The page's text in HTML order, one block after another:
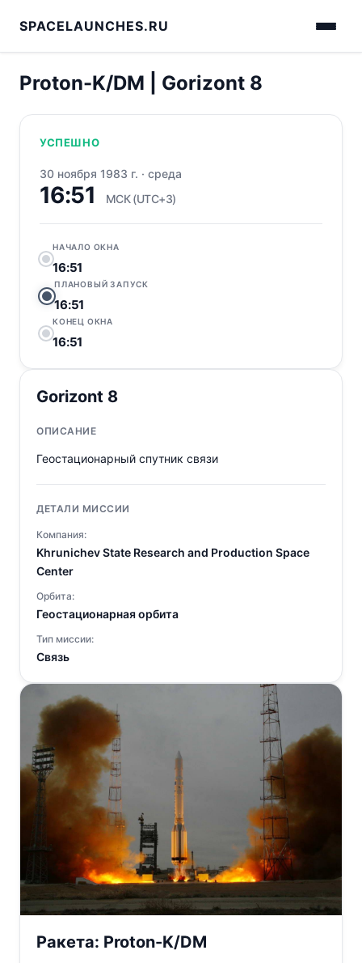
SPACELAUNCHES.RU
Proton-K/DM | Gorizont 8
УСПЕШНО
30 ноября 1983 г. · среда
16:51 МСК (UTC+3)
НАЧАЛО ОКНА
16:51
ПЛАНОВЫЙ ЗАПУСК
16:51
КОНЕЦ ОКНА
16:51
Gorizont 8
ОПИСАНИЕ
Геостационарный спутник связи
ДЕТАЛИ МИССИИ
Компания:
Khrunichev State Research and Production Space
Center
Орбита:
Геостационарная орбита
Тип миссии:
Связь
Ракета: Proton-K/DM